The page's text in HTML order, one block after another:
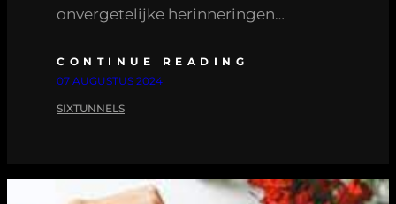
onvergetelijke herinneringen…
CONTINUE READING
07 AUGUSTUS 2024
SIXTUNNELS